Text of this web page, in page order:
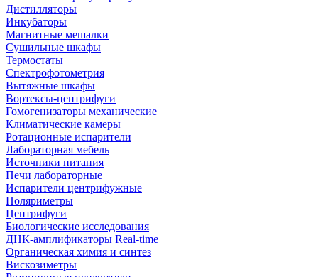
Дистилляторы
Инкубаторы
Магнитные мешалки
Сушильные шкафы
Термостаты
Спектрофотометрия
Вытяжные шкафы
Вортексы-центрифуги
Гомогенизаторы механические
Климатические камеры
Ротационные испарители
Лабораторная мебель
Источники питания
Печи лабораторные
Испарители центрифужные
Поляриметры
Центрифуги
Биологические исследования
ДНК-амплификаторы Real-time
Органическая химия и синтез
Вискозиметры